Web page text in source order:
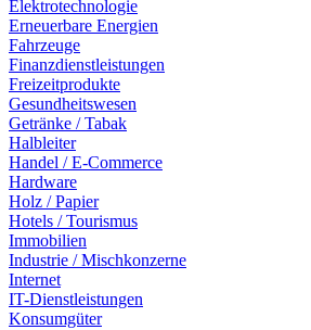
Elektrotechnologie
Erneuerbare Energien
Fahrzeuge
Finanzdienstleistungen
Freizeitprodukte
Gesundheitswesen
Getränke / Tabak
Halbleiter
Handel / E-Commerce
Hardware
Holz / Papier
Hotels / Tourismus
Immobilien
Industrie / Mischkonzerne
Internet
IT-Dienstleistungen
Konsumgüter